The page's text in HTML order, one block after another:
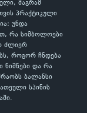
მაგრამ
პრაქტიკული
უნდა
რა სიმბოლოები
ძლიერ
როგორ ჩნდება
ნიშნები და რა
ბალანსი
სპინის